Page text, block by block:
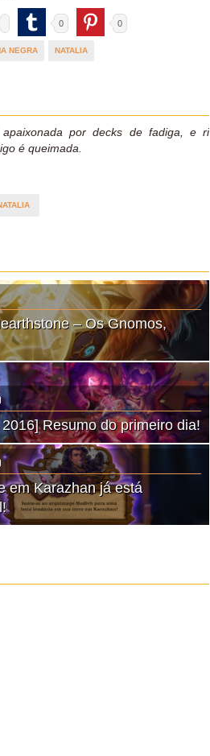
0 0
NEGRA NATALIA
por decks de fadiga, e ri
é queimada.
– Os Gnomos,
Resumo do primeiro dia!
em Karazhan já está